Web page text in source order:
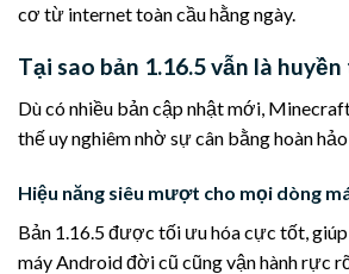
cơ từ internet toàn cầu hằng ngày.
Tại sao bản 1.16.5 vẫn là
Dù có nhiều bản cập nhật mới,
thế uy nghiêm nhờ sự cân bằng hoàn
Hiệu năng siêu mượt cho mọi dòng
Bản 1.16.5 được tối ưu hóa cực tốt,
máy Android đời cũ cũng vận hành rực